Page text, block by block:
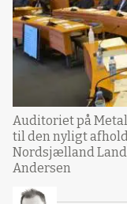
Auditoriet på
til den nyligt
Nordsjælland
Andersen